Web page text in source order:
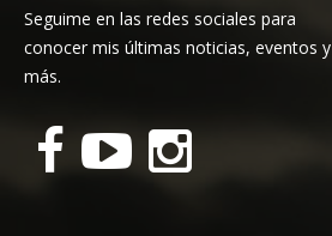
Seguime en las redes sociales para
conocer mis últimas noticias, eventos y
más.